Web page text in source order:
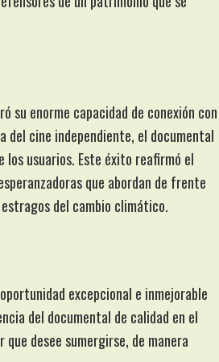
su enorme capacidad de conexión con
del cine independiente, el documental
usuarios. Este éxito reafirmó el
que abordan de frente
del cambio climático.
excepcional e inmejorable
del documental de calidad en el
desee sumergirse, de manera